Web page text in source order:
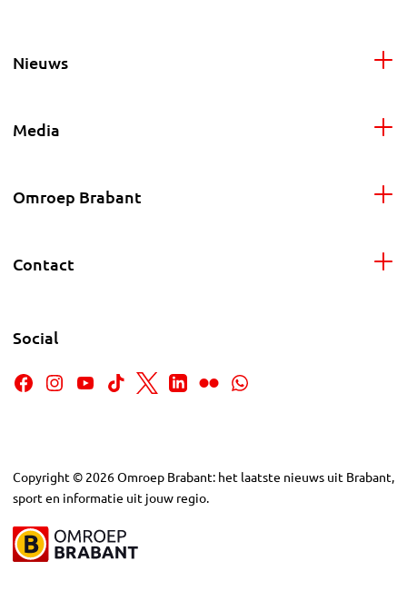
Nieuws
Media
Omroep Brabant
Contact
Social
Copyright © 2026Omroep Brabant: het laatste nieuws uit Brabant,
sport en informatie uit jouw regio.